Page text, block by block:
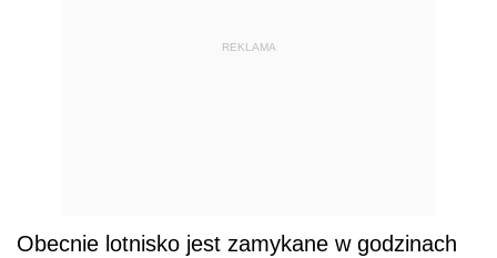
REKLAMA
Obecnie lotnisko jest zamykane w godzinach